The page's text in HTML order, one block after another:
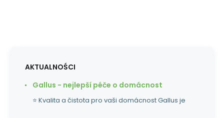
AKTUALNOŚCI
Gallus - nejlepší péče o domácnost
⭐ Kvalita a čistota pro vaši domácnost Gallus je